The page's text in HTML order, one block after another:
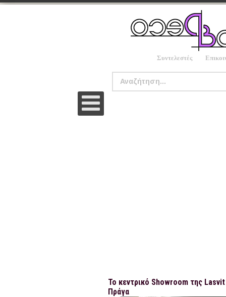
Συντελεστές
Το κεντρικό Showroom της Lasvit
Πράγα